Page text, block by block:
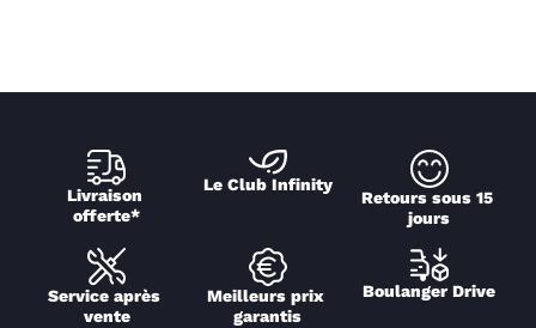
Livraison
offerte*
Le Club Infinity
Retours sous 15
jours
Service après
vente
Meilleurs prix
garantis
Boulanger Drive